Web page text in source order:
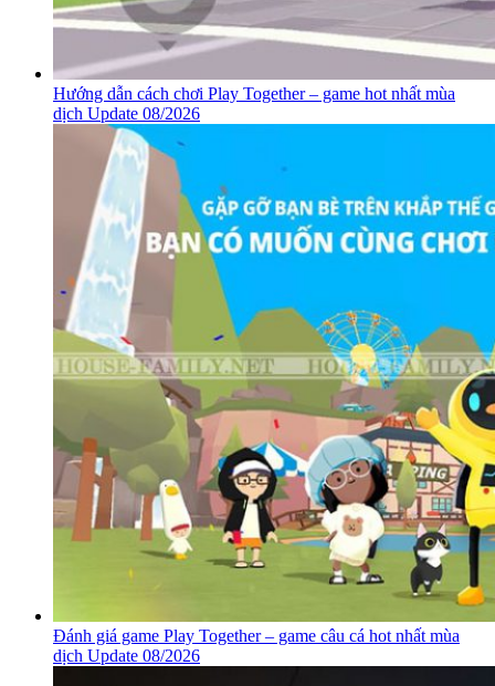
Hướng dẫn cách chơi Play Together – game hot nhất mùa
dịch Update 08/2026
Đánh giá game Play Together – game câu cá hot nhất mùa
dịch Update 08/2026